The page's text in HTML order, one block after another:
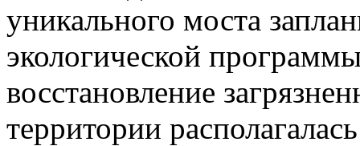
уникального моста
экологической
восстановление
территории